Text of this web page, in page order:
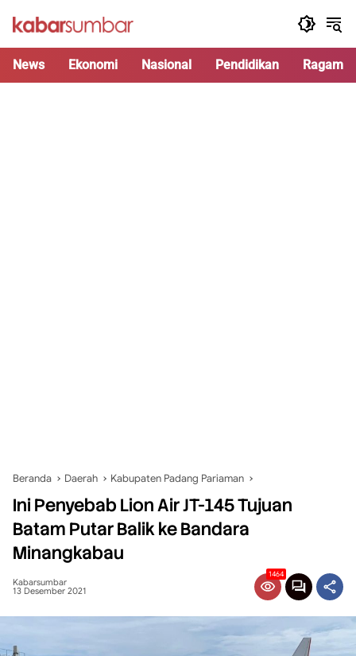
News Ekonomi Nasional Pendidikan Ragam
Beranda Daerah Kabupaten Padang Pariaman
Ini Penyebab Lion Air JT-145 Tujuan
Batam Putar Balik ke Bandara
Minangkabau
Kabarsumbar
13 Desember 2021
1464